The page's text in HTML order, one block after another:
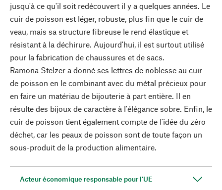
jusqu'à ce qu'il soit redécouvert il y a quelques années. Le
cuir de poisson est léger, robuste, plus fin que le cuir de
veau, mais sa structure fibreuse le rend élastique et
résistant à la déchirure. Aujourd'hui, il est surtout utilisé
pour la fabrication de chaussures et de sacs.
Ramona Stelzer a donné ses lettres de noblesse au cuir
de poisson en le combinant avec du métal précieux pour
en faire un matériau de bijouterie à part entière. Il en
résulte des bijoux de caractère à l'élégance sobre. Enfin, le
cuir de poisson tient également compte de l'idée du zéro
déchet, car les peaux de poisson sont de toute façon un
sous-produit de la production alimentaire.
Acteur économique responsable pour l'UE